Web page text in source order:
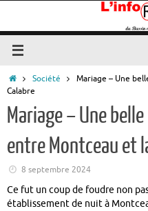
contenu
Accueil
Société
Mariage – Une
Calabre
Mariage – Une
entre Montceau et
8 septembre 2024
Ce fut un coup de foudre non
établissement de nuit à